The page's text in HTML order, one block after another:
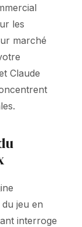
les
marché
Claude
jeu en
interroge